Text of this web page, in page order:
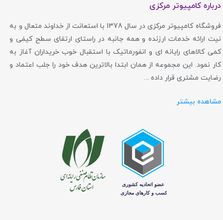
درباره کامپیوتر مرکزی
فروشگاه کامپیوتر مرکزی در سال 1378 با استعانت از خداوند متعال و به
نیت ارائه خدمات ارزنده و همه جانبه در راستای ارتقای سطح کیفی و
کمی کالاهای رایانه ای و انفورماتیک با استقبال خوب خریداران آغاز به
کار نمود. این مجموعه از همان ابتدا بالاترین هدف خود را جلب اعتماد و
رضایت مشتری قرار داده ...
مشاهده بیشتر